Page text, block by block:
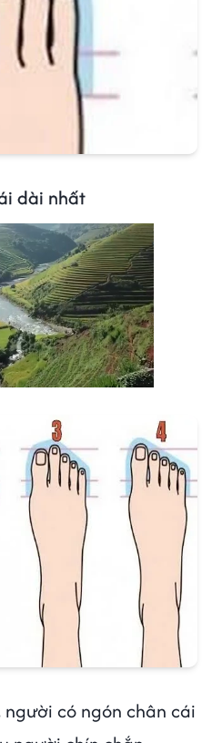
dài nhất
có ngón chân cái